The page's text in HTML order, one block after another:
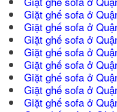
Giặt ghế sofa ở
Giặt ghế sofa ở
Giặt ghế sofa ở
Giặt ghế sofa ở
Giặt ghế sofa ở
Giặt ghế sofa ở
Giặt ghế sofa ở
Giặt ghế sofa ở